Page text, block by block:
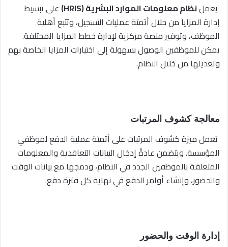
يعملنظام معلومات الموارد البشرية (HRIS)
على تبسيط
إدارة المزايا من خلال أتمتة عمليات التسجيل، وتتبع أهلية
الموظف، وتوفير منصة مركزية لإدارة خطط المزايا المختلفة.
يمكن للموظفين الوصول بسهولة إلى اختيارات المزايا الخاصة بهم
وتعديلها من خلال النظام.
معالجة كشوف المرتبات
تعمل ميزة كشوف المرتبات على أتمتة عملية الدفع لموظفي
المؤسسة. ويتضمن عادةً إدخال البيانات التعاقدية والمعلومات
المتعلقة بالموظفين الجدد في النظام، ودمجها مع بيانات الوقت
والحضور، وإنشاء أوامر الدفع في نهاية كل فترة دفع.
إدارة الوقت والحضور